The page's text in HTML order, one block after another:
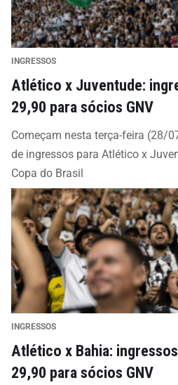
INGRESSOS
Atlético x Juventude:
29,90 para sócios GNV
Começam nesta terça-feira (28/
de ingressos para Atlético x
Copa do Brasil
INGRESSOS
Atlético x Bahia:
29,90 para sócios GNV